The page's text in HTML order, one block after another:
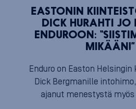
EASTONIN
DICK HURAHTI JO
ENDUROON:
MIKÄÄN!”
Enduro on Easton
Dick Bergmanille
ajanut menestystä